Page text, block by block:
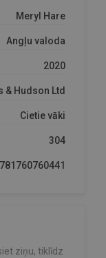
Meryl Hare
Angļu valoda
2020
& Hudson Ltd
Cietie vāki
304
ziņu, tiklīdz